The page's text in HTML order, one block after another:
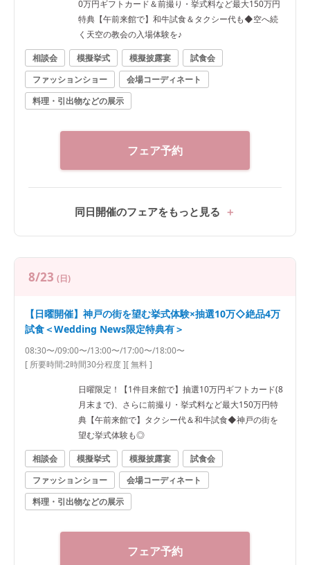
0万円ギフトカード＆前撮り・挙式料など最大150万円
特典【午前来館で】和牛試食＆タクシー代も◆空へ続
く天空の教会の入場体験を♪
相談会
模擬挙式 模擬披露宴
試食会
ファッションショー
会場コーディネート
料理・引出物などの展示
フェア予約
同日開催のフェアをもっと見る
8/23 (日)
【日曜開催】神戸の街を望む挙式体験×抽選10万◇絶品4万
試食＜Wedding News限定特典有＞
08:30〜/09:00〜/13:00〜/17:00〜/18:00〜
[ 所要時間:2時間30分程度][ 無料 ]
日曜限定！【1件目来館で】抽選10万円ギフトカード(8
月末まで)、さらに前撮り・挙式料など最大150万円特
典【午前来館で】タクシー代＆和牛試食◆神戸の街を
望む挙式体験も◎
相談会
模擬挙式 模擬披露宴
試食会
ファッションショー
会場コーディネート
料理・引出物などの展示
フェア予約